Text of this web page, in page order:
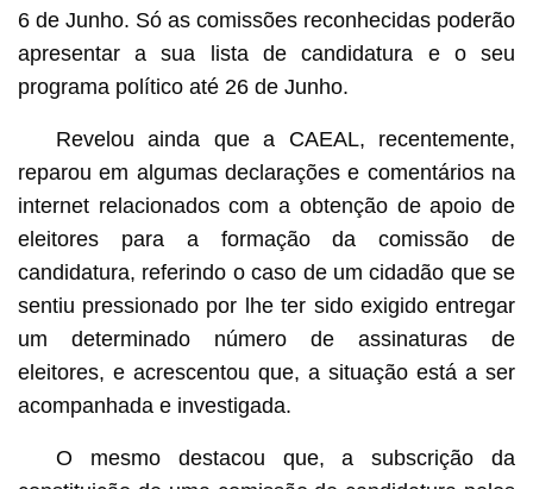
6 de Junho. Só as comissões reconhecidas poderão
apresentar a sua lista de candidatura e o seu
programa político até 26 de Junho.
Revelou ainda que a CAEAL, recentemente,
reparou em algumas declarações e comentários na
internet relacionados com a obtenção de apoio de
eleitores para a formação da comissão de
candidatura, referindo o caso de um cidadão que se
sentiu pressionado por lhe ter sido exigido entregar
um determinado número de assinaturas de
eleitores, e acrescentou que, a situação está a ser
acompanhada e investigada.
O mesmo destacou que, a subscrição da